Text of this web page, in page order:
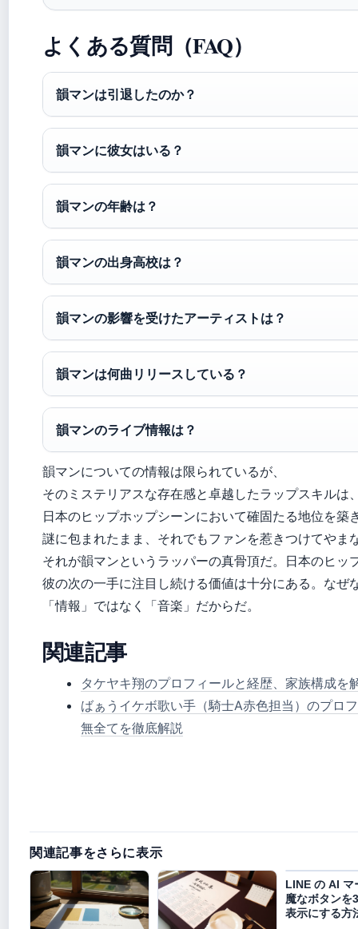
よくある質問（FAQ）
韻マンは引退したのか？
韻マンに彼女はいる？
韻マンの年齢は？
韻マンの出身高校は？
韻マンの影響を受けたアーティストは？
韻マンは何曲リリースしている？
韻マンのライブ情報は？
韻マンについての情報は限られているが、
そのミステリアスな存在感と卓越したラップスキルは
日本のヒップホップシーンにおいて確固たる地位を築
謎に包まれたまま、それでもファンを惹きつけてや
それが韻マンというラッパーの真骨頂だ。日本のヒッ
彼の次の一手に注目し続ける価値は十分にある。なぜ
「情報」ではなく「音楽」だからだ。
関連記事
タケヤキ翔のプロフィールと経歴、家族構成を
ばぁうイケボ歌い手（騎士A赤色担当）のプロ
無全てを徹底解説
関連記事をさらに表示
LINE の AI マ
魔なボタンを
表示にする方